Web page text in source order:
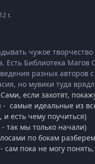
12 г.
чужое
Есть Библиотека Магов
разных авторов
но мувики туда
если захотят,
- самые идеальные из
и есть чему поучиться)
- так мы только начали)
по бокам
пока не могу понять,